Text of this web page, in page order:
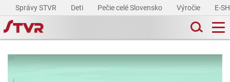
Správy STVR Deti Pečie celé Slovensko Výročie E-